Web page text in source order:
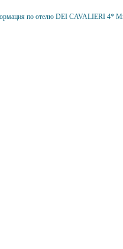
по отелю DEI CAVALIERI 4*